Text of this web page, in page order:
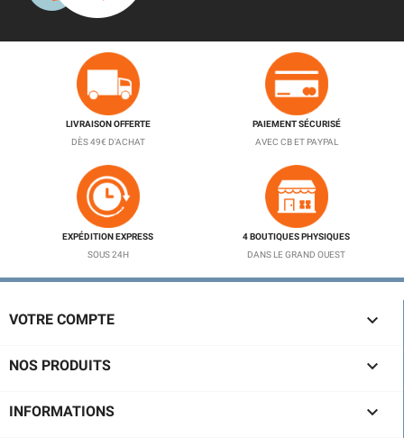
LIVRAISON OFFERTE
DÈS 49€ D'ACHAT
PAIEMENT SÉCURISÉ
AVEC CB ET PAYPAL
EXPÉDITION EXPRESS
SOUS 24H
4 BOUTIQUES PHYSIQUES
DANS LE GRAND OUEST
VOTRE COMPTE 
NOS PRODUITS 
INFORMATIONS 